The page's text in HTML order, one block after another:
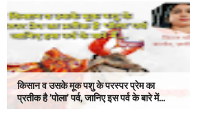
किसान व उसके मूक पशु के परस्पर प्रेम का
प्रतीक है ’पोला’ पर्व, जानिए इस पर्व के बारे में...